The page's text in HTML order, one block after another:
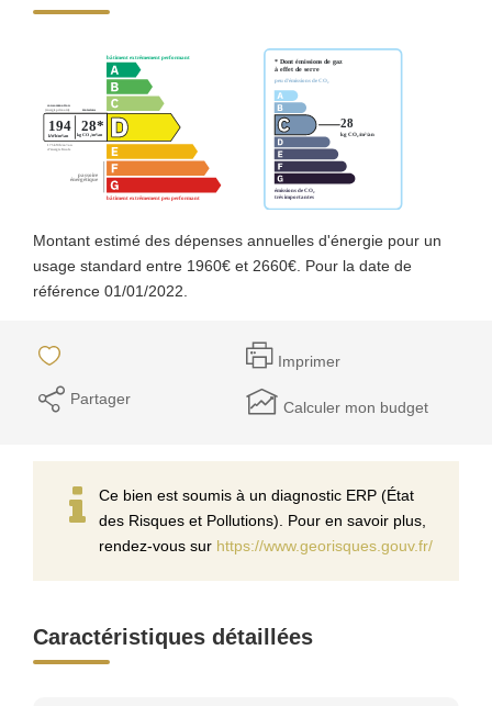
Montant estimé des dépenses annuelles d'énergie pour un
usage standard entre 1960€ et 2660€. Pour la date de
référence 01/01/2022.
Imprimer
Partager Calculer mon budget
Ce bien est soumis à un diagnostic ERP (État
des Risques et Pollutions). Pour en savoir plus,
rendez-vous sur https://www.georisques.gouv.fr/
Caractéristiques détaillées